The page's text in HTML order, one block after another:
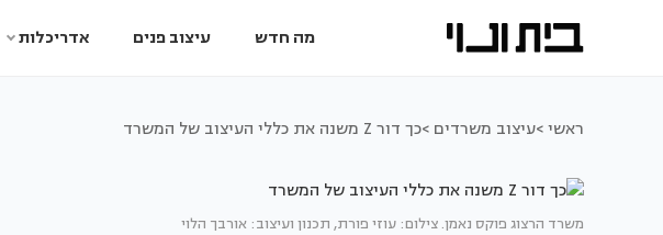
מה חדש עיצוב פנים אדריכלות
ראשי >עיצוב משרדים >כך דור Z משנה את כללי העיצוב של המשרד
משרד הרצוג פוקס נאמן. צילום: עוזי פורת, תכנון ועיצוב: אורבך הלוי